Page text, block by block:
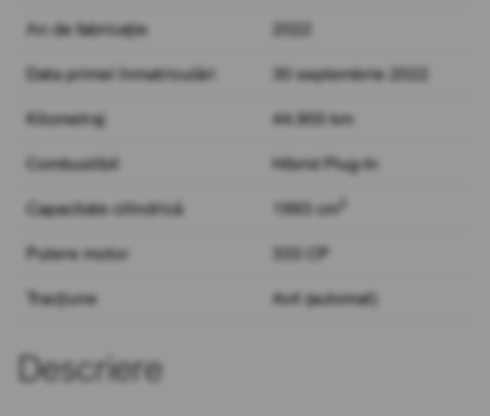
An de fabricație 2022
Data primei înmatriculări 30 septembrie 2022
Kilometraj 44.900 km
Combustibil Hibrid Plug-In
Capacitate cilindrică 1993 cm
Putere motor 333 CP
Tracțiune 4x4 (automat)
Descriere